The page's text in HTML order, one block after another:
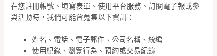
在您註冊帳號、填寫表單、使用平台服務、訂閱電子報或參
與活動時，我們可能會蒐集以下資訊：
姓名、電話、電子郵件、公司名稱、統編
使用紀錄、瀏覽行為、預約或交易紀錄